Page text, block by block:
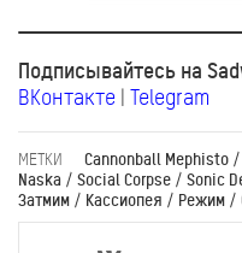
Подписывайтесь на
ВКонтакте | Telegram
МЕТКИ Cannonball Mephisto /
Naska / Social Corpse / Sonic
Затмим / Кассиопея / Режим /